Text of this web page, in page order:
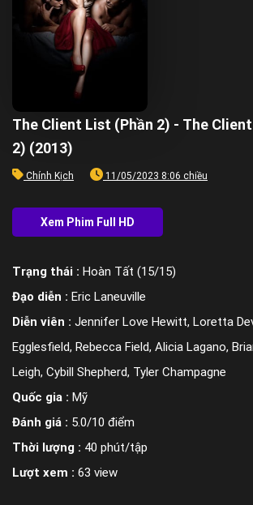
The Client List (Phần 2) - The
2) (2013)
Chính Kịch 11/05/2023 8:06 chiều
Trạng thái : Hoàn Tất (15/15)
Đạo diễn : Eric Laneuville
Diễn viên : Jennifer Love Hewitt, Loretta
Egglesfield, Rebecca Field, Alicia Lagano,
Leigh, Cybill Shepherd, Tyler Champagne
Quốc gia : Mỹ
Đánh giá : 5.0/10 điểm
Thời lượng : 40 phút/tập
Lượt xem : 63 view